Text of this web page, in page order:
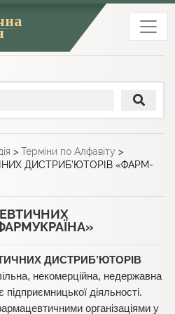
> Терміни по Алфавіту >
ДИСТРИБ’ЮТОРІВ «ФАРМ­
ДИСТРИБ’ЮТОРІВ
некомерційна, недержавна
підприємницької діяльності.
організаціями у